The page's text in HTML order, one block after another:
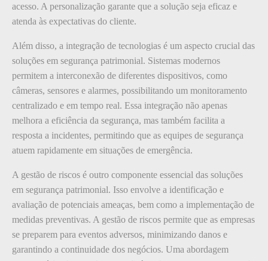
acesso. A personalização garante que a solução seja eficaz e
atenda às expectativas do cliente.
Além disso, a integração de tecnologias é um aspecto crucial das
soluções em segurança patrimonial. Sistemas modernos
permitem a interconexão de diferentes dispositivos, como
câmeras, sensores e alarmes, possibilitando um monitoramento
centralizado e em tempo real. Essa integração não apenas
melhora a eficiência da segurança, mas também facilita a
resposta a incidentes, permitindo que as equipes de segurança
atuem rapidamente em situações de emergência.
A gestão de riscos é outro componente essencial das soluções
em segurança patrimonial. Isso envolve a identificação e
avaliação de potenciais ameaças, bem como a implementação de
medidas preventivas. A gestão de riscos permite que as empresas
se preparem para eventos adversos, minimizando danos e
garantindo a continuidade dos negócios. Uma abordagem